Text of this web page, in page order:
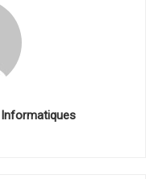
Informatiques